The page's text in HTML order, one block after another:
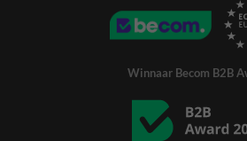
Winnaar Becom B2B